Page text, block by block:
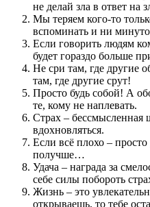
не делай зла в ответ на
Мы теряем кого-то
вспоминать и ни
Если говорить людям
будет гораздо больше
Не сри там, где другие
там, где другие срут!
Просто будь собой! А
те, кому не наплевать.
Страх – бессмысленная
вдохновляться.
Если всё плохо –
получше…
Удача – награда за
себе силы побороть
Жизнь – это
открываешь, то тебе